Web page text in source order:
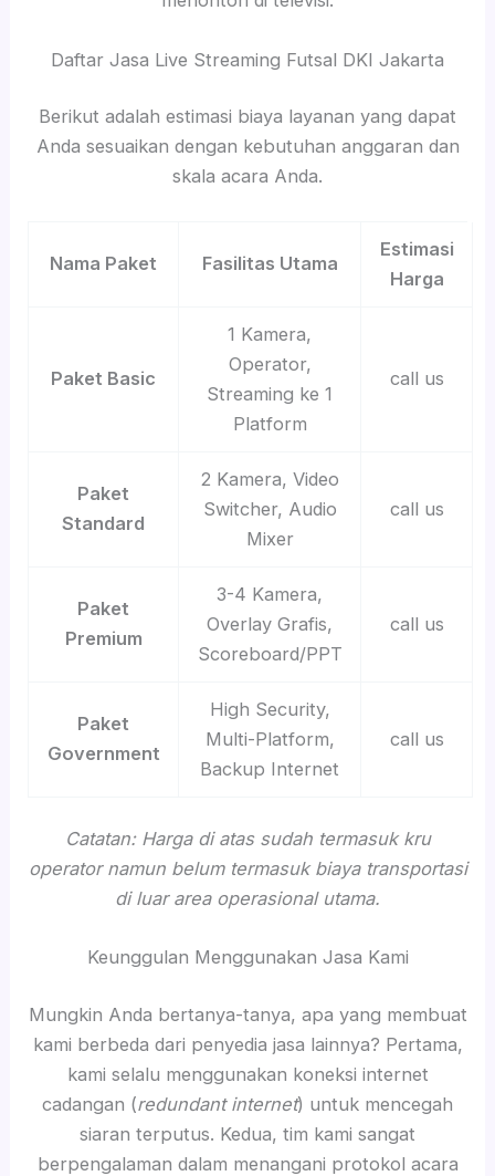
Daftar Jasa Live Streaming Futsal DKI Jakarta
Berikut adalah estimasi biaya layanan yang dapat
Anda sesuaikan dengan kebutuhan anggaran dan
skala acara Anda.
Nama Paket Fasilitas Utama
Estimasi
Harga
Paket Basic
1 Kamera,
Operator,
Streaming ke 1
Platform
call us
Paket
Standard
2 Kamera, Video
Switcher, Audio
Mixer
call us
Paket
Premium
3-4 Kamera,
Overlay Grafis,
Scoreboard/PPT
call us
Paket
Government
High Security,
Multi-Platform,
Backup Internet
call us
Catatan: Harga di atas sudah termasuk kru
operator namun belum termasuk biaya transportasi
di luar area operasional utama.
Keunggulan Menggunakan Jasa Kami
Mungkin Anda bertanya-tanya, apa yang membuat
kami berbeda dari penyedia jasa lainnya? Pertama,
kami selalu menggunakan koneksi internet
cadangan (redundant internet) untuk mencegah
siaran terputus. Kedua, tim kami sangat
berpengalaman dalam menangani protokol acara